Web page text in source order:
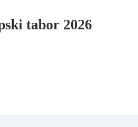
tabor 2026